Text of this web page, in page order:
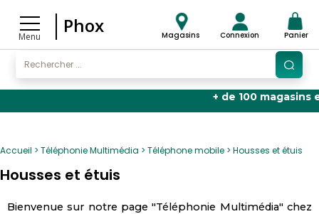
Menu
Phox Magasins Connexion Panier
+ de 100 magasins en
Accueil Téléphonie Multimédia Téléphone mobile Housses et étuis
Housses et étuis
Bienvenue sur notre page "Téléphonie Multimédia" chez